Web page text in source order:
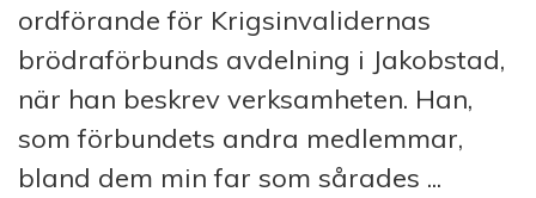
ordförande för Krigsinvalidernas
brödraförbunds avdelning i Jakobstad,
när han beskrev verksamheten. Han,
som förbundets andra medlemmar,
bland dem min far som sårades ...